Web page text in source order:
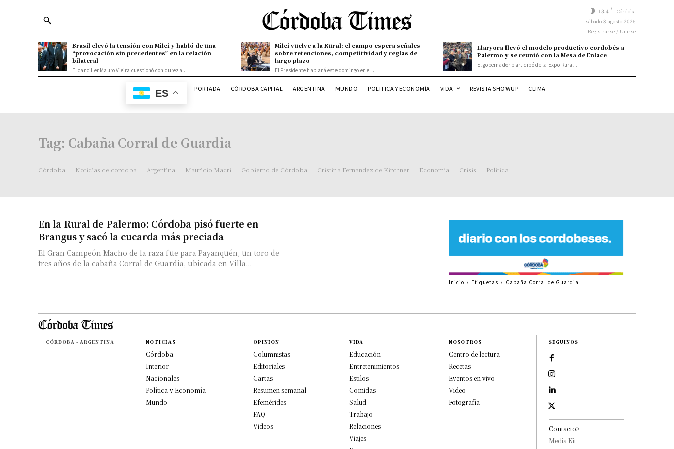
13.4 C Córdoba
sábado 8 agosto 2026
Registrarse / Unirse
Brasil elevó la tensión con Milei y habló de una
“provocación sin precedentes” en la relación
bilateral
El canciller Mauro Vieira cuestionó con dureza...
Milei vuelve a la Rural: el campo espera señales
sobre retenciones, competitividad y reglas de
largo plazo
El Presidente hablará este domingo en el...
Llaryora llevó el modelo productivo cordobés a
Palermo y se reunió con la Mesa de Enlace
El gobernador participó de la Expo Rural...
ES PORTADA CÓRDOBA CAPITAL ARGENTINA MUNDO POLITICA Y ECONOMÍA VIDA REVISTA SHOWUP CLIMA
Tag: Cabaña Corral de Guardia
Córdoba Noticias de cordoba Argentina Mauricio Macri Gobierno de Córdoba Cristina Fernandez de Kirchner Economía Crisis Politica
En la Rural de Palermo: Córdoba pisó fuerte en
Brangus y sacó la cucarda más preciada
El Gran Campeón Macho de la raza fue para Payanquén, un toro de
tres años de la cabaña Corral de Guardia, ubicada en Villa...
Inicio Etiquetas Cabaña Corral de Guardia
CÓRDOBA - ARGENTINA NOTICIAS
Córdoba
Interior
Nacionales
Política y Economía
Mundo
OPINION
Columnistas
Editoriales
Cartas
Resumen semanal
Efemérides
FAQ
Videos
VIDA
Educación
Entretenimientos
Estilos
Comidas
Salud
Trabajo
Relaciones
Viajes
NOSOTROS
Centro de lectura
Recetas
Eventos en vivo
Video
Fotografía
SEGUINOS
Contacto>
Media Kit